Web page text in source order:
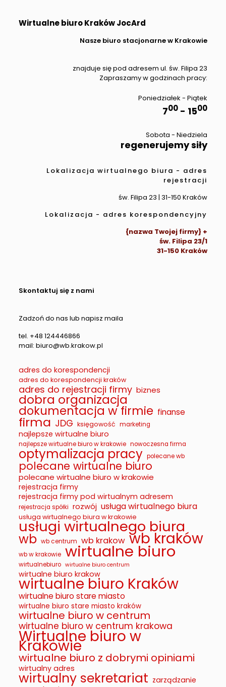
Wirtualne biuro Kraków JocArd
Nasze biuro stacjonarne w Krakowie
znajduje się pod adresem ul. św. Filipa 23
Zapraszamy w godzinach pracy:
Poniedziałek - Piątek
700 - 1500
Sobota - Niedziela
regenerujemy siły
Lokalizacja wirtualnego biura - adres
rejestracji
św. Filipa 23 | 31-150 Kraków
Lokalizacja - adres korespondencyjny
{nazwa Twojej firmy} +
św. Filipa 23/1
31-150 Kraków
Skontaktuj się z nami
Zadzoń do nas lub napisz maila
tel. +48 124446866
mail: biuro@wb.krakow.pl
adres do korespondencji
adres do korespondencji kraków
adres do rejestracji firmy biznes
dobra organizacja
dokumentacja w firmie finanse
firma JDG księgowość marketing
najlepsze wirtualne biuro
najlepsze wirtualne biuro w krakowie nowoczesna firma
optymalizacja pracy polecane wb
polecane wirtualne biuro
polecane wirtualne biuro w krakowie
rejestracja firmy
rejestracja firmy pod wirtualnym adresem
rejestracja spółki rozwój usługa wirtualnego biura
usługa wirtualnego biura w krakowie
usługi wirtualnego biura
wb wb centrum wb krakow wb kraków
wb w krakowie wirtualne biuro
wirtualnebiuro wirtualne biuro centrum
wirtualne biuro krakow
wirtualne biuro Kraków
wirtualne biuro stare miasto
wirtualne biuro stare miasto kraków
wirtualne biuro w centrum
wirtualne biuro w centrum krakowa
Wirtualne biuro w
Krakowie
wirtualne biuro z dobrymi opiniami
wirtualny adres
wirtualny sekretariat zarządzanie